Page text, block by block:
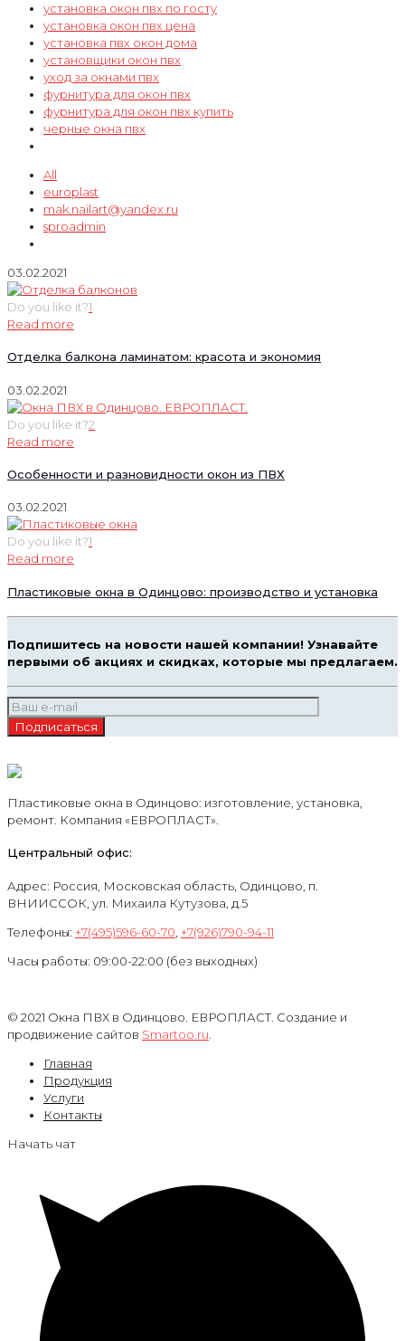
установка окон пвх по госту
установка окон пвх цена
установка пвх окон дома
установщики окон пвх
уход за окнами пвх
фурнитура для окон пвх
фурнитура для окон пвх купить
черные окна пвх
All
europlast
mak.nailart@yandex.ru
sproadmin
03.02.2021
Do you like it?1
Read more
Отделка балкона ламинатом: красота и экономия
03.02.2021
Do you like it?2
Read more
Особенности и разновидности окон из ПВХ
03.02.2021
Do you like it?1
Read more
Пластиковые окна в Одинцово: производство и установка
Подпишитесь на новости нашей компании! Узнавайте
первыми об акциях и скидках, которые мы предлагаем.
Пластиковые окна в Одинцово: изготовление, установка,
ремонт. Компания «ЕВРОПЛАСТ».
Центральный офис:
Адрес: Россия, Московская область, Одинцово, п.
ВНИИССОК, ул. Михаила Кутузова, д.5
Телефоны: +7(495)596-60-70 +7(926)790-94-11
Часы работы: 09:00-22:00 (без выходных)
© 2021 Окна ПВХ в Одинцово. ЕВРОПЛАСТ. Создание и
продвижение сайтов Smartoo.ru
Главная
Продукция
Услуги
Контакты
Начать чат